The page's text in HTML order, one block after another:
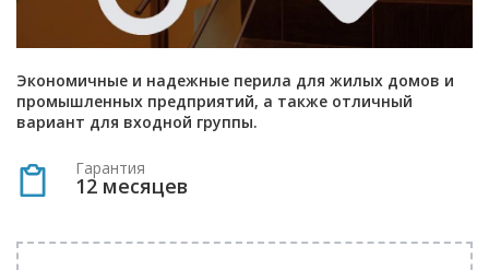
Экономичные и надежные перила для жилых домов и
промышленных предприятий, а также отличный
вариант для входной группы.
Гарантия
12 месяцев